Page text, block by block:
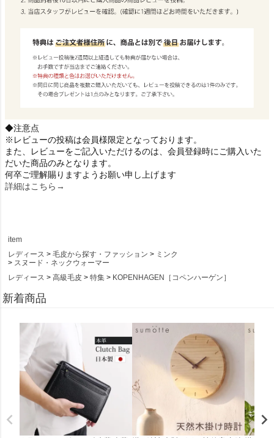
◆注意点
※レビューの投稿は会員様限定となっております。
また、レビューをご記入いただけるのは、会員登録時にご購入いた
だいた商品のみとなります。
何卒ご理解賜りますようお願い申し上げます
詳細はこちら→
item
レディース
毛皮から探す・ファッション
ミンク
スヌード・ネックウォーマー
レディース
高級毛皮 特集 KOPENHAGEN［コペンハーゲン］
新着商品